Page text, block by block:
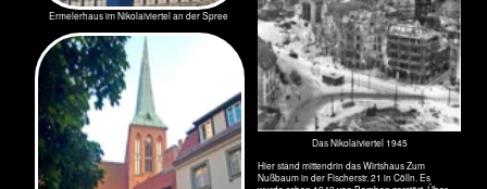
Es ist, als gäbe es immer noch eine
Mauer in Berlin. Wer kommt hier
schon her auf die Südseite der
Schleuse? Die Spreedampfer mit
den vielen Touristen drehen vor der
Schleuse um und es scheint, als
verhindere die 45 m breite
Mühlendammbrücke mit ihrem irren
Verkehr das Nikolaiviertel nach
Selbst den Besuch aus Übersee
führt man maximal bis zur
Museumsinsel, zum Dom und zum
Lustgarten, aber doch nicht hier her.
Gut, es gibt den Museumshafen, das
Märkische Museum und viel
hässliche Hochhäuser mit nicht
gerade attraktiven Parkplätzen
davor - was ist das aber gegen
Nofretete?